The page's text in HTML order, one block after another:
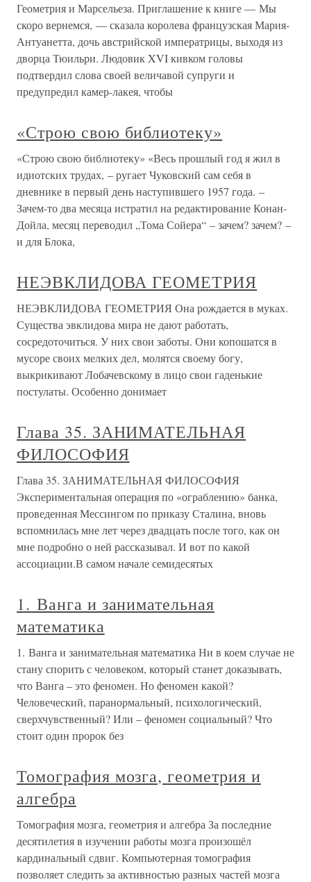
Геометрия и Марсельеза. Приглашение к книге — Мы
скоро вернемся, — сказала королева французская Мария-
Антуанетта, дочь австрийской императрицы, выходя из
дворца Тюильри. Людовик XVI кивком головы
подтвердил слова своей величавой супруги и
предупредил камер-лакея, чтобы
«Строю свою библиотеку»
«Строю свою библиотеку» «Весь прошлый год я жил в
идиотских трудах, – ругает Чуковский сам себя в
дневнике в первый день наступившего 1957 года. –
Зачем-то два месяца истратил на редактирование Конан-
Дойла, месяц переводил „Тома Сойера“ – зачем? зачем? –
и для Блока,
НЕЭВКЛИДОВА ГЕОМЕТРИЯ
НЕЭВКЛИДОВА ГЕОМЕТРИЯ Она рождается в муках.
Существа эвклидова мира не дают работать,
сосредоточиться. У них свои заботы. Они копошатся в
мусоре своих мелких дел, молятся своему богу,
выкрикивают Лобачевскому в лицо свои гаденькие
постулаты. Особенно донимает
Глава 35. ЗАНИМАТЕЛЬНАЯ
ФИЛОСОФИЯ
Глава 35. ЗАНИМАТЕЛЬНАЯ ФИЛОСОФИЯ
Экспериментальная операция по «ограблению» банка,
проведенная Мессингом по приказу Сталина, вновь
вспомнилась мне лет через двадцать после того, как он
мне подробно о ней рассказывал. И вот по какой
ассоциации.В самом начале семидесятых
1. Ванга и занимательная
математика
1. Ванга и занимательная математика Ни в коем случае не
стану спорить с человеком, который станет доказывать,
что Ванга – это феномен. Но феномен какой?
Человеческий, паранормальный, психологический,
сверхчувственный? Или – феномен социальный? Что
стоит один пророк без
Томография мозга, геометрия и
алгебра
Томография мозга, геометрия и алгебра За последние
десятилетия в изучении работы мозга произошёл
кардинальный сдвиг. Компьютерная томография
позволяет следить за активностью разных частей мозга